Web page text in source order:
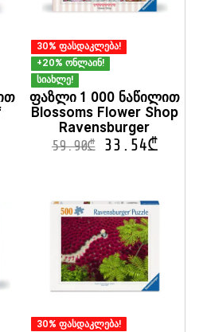
30% ფასდაკლება!
+20% ონლაინ!
სიახლე!
ფაზლი 1 000 ნაწილით
Blossoms Flower Shop
Ravensburger
59.90₾ 33.54₾
30% ფასდაკლება!